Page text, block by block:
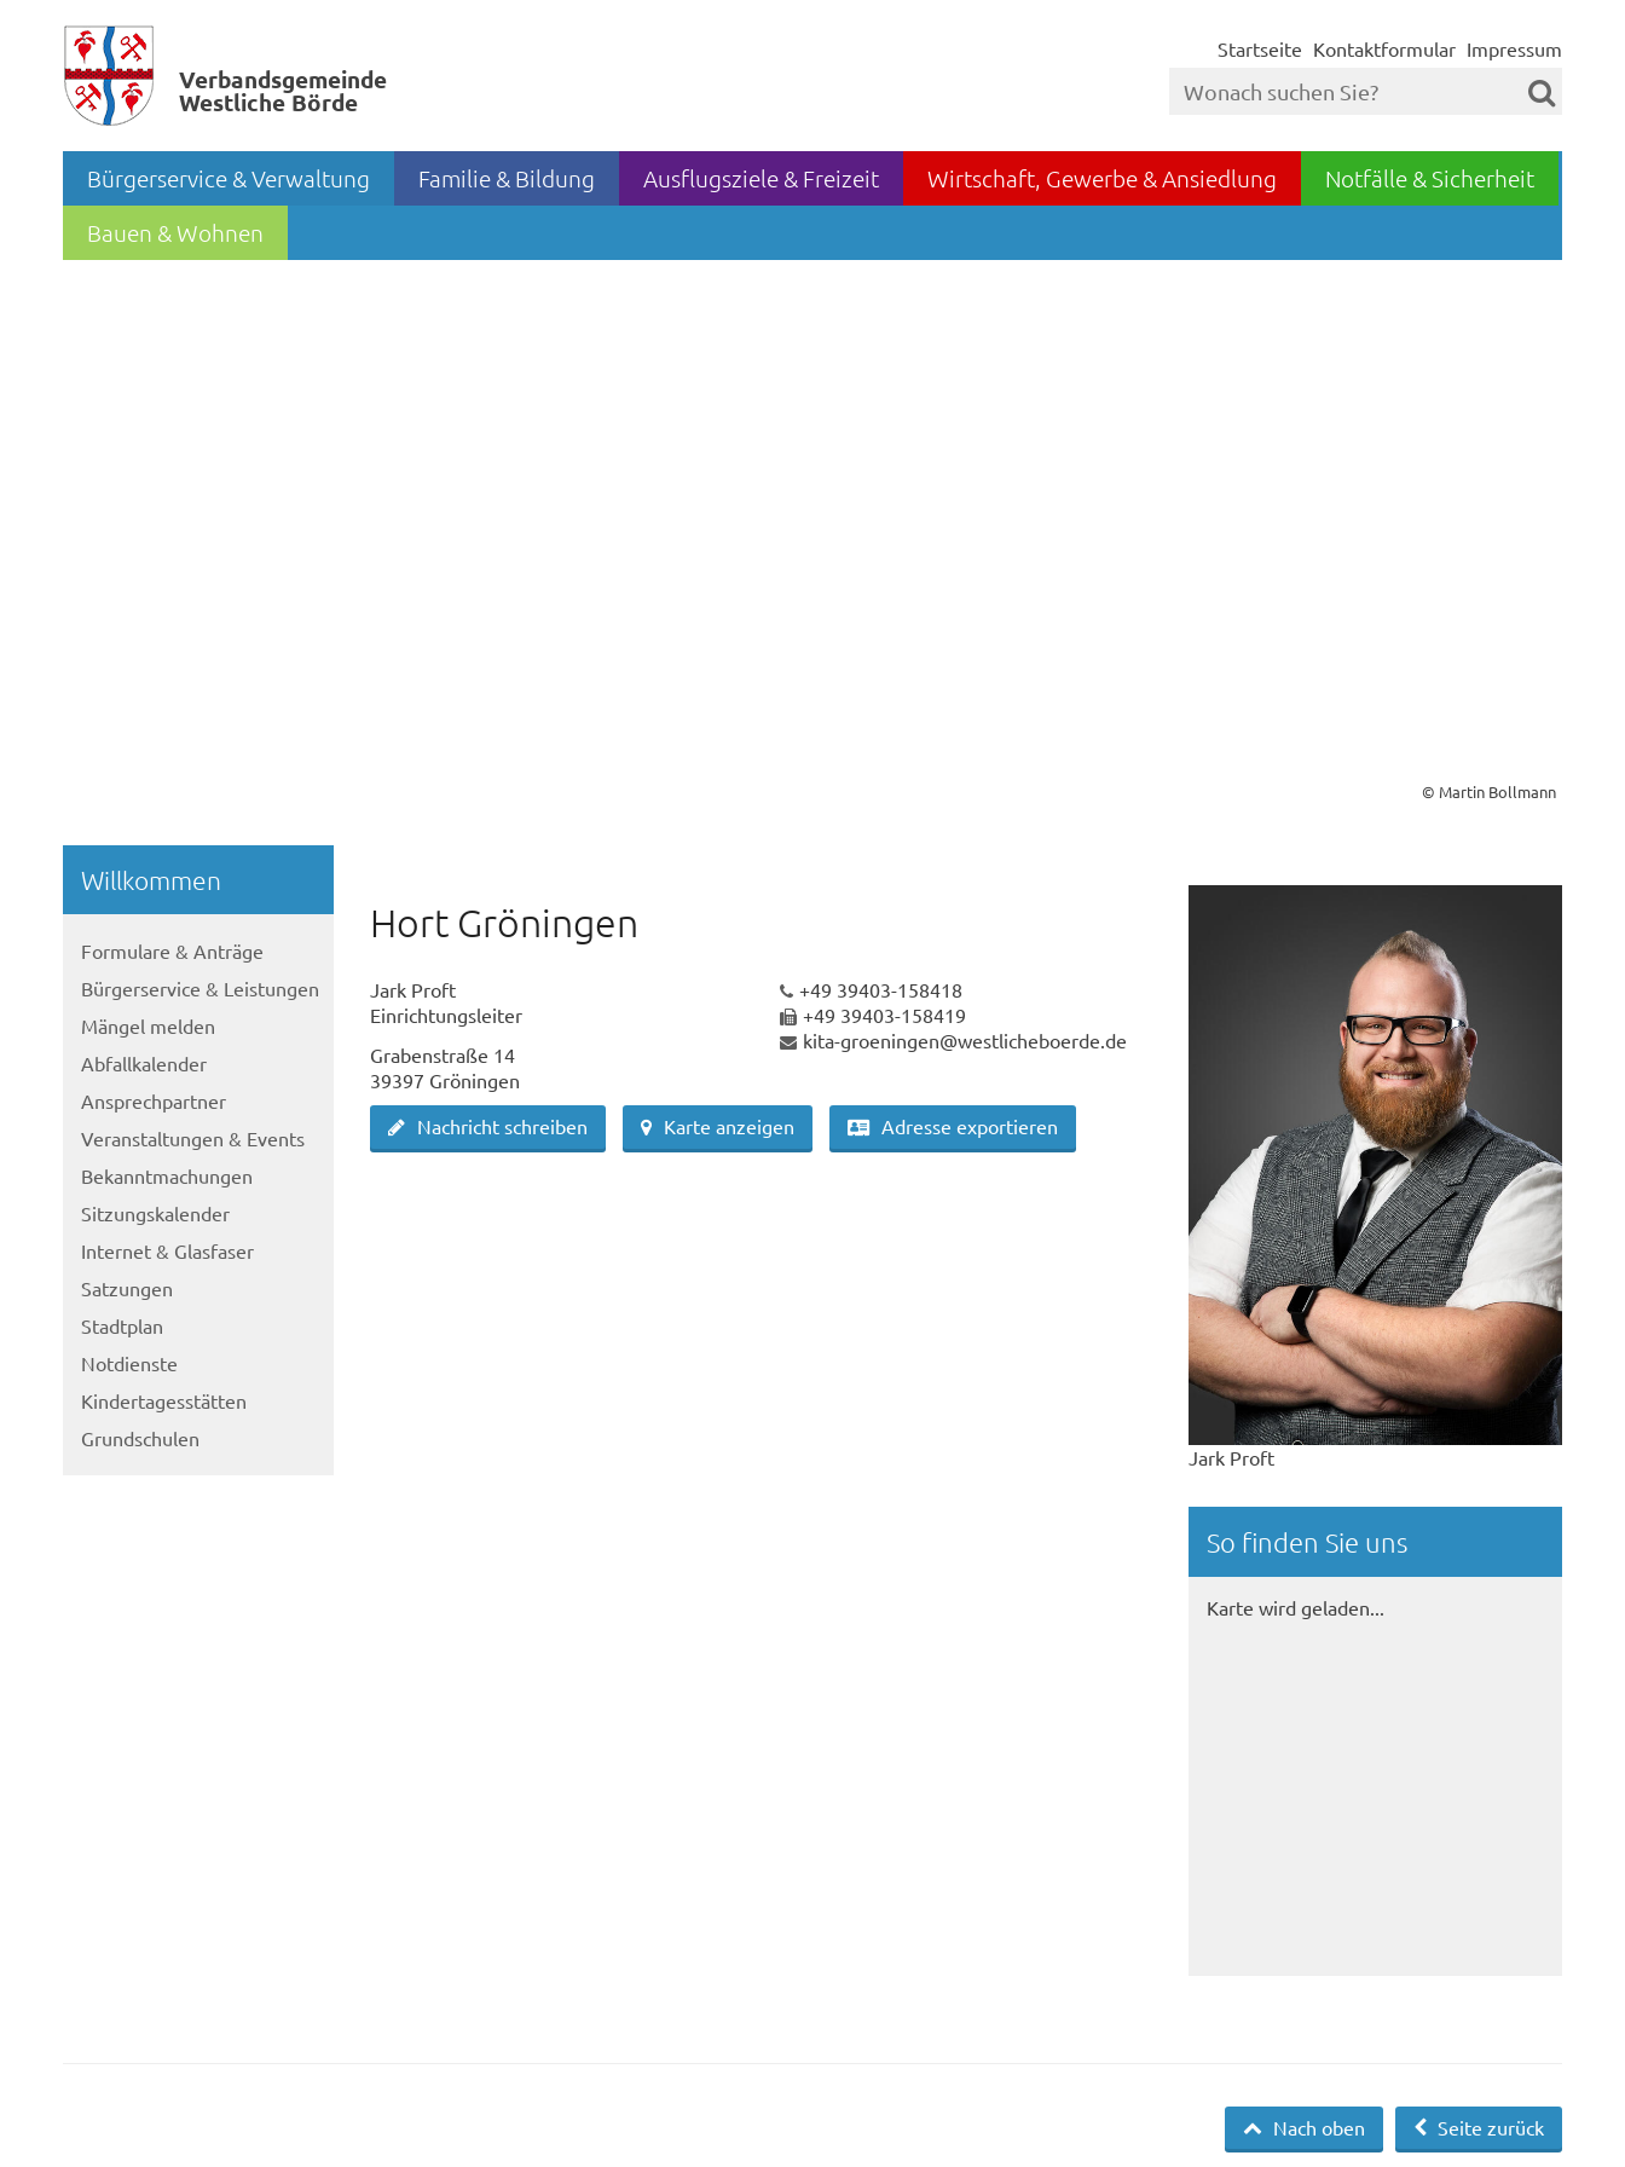
Verbands­gemeinde
Westliche Börde
Startseite Kontaktformular Impressum
Bürgerservice & Verwaltung Familie & Bildung Ausflugsziele & Freizeit Wirtschaft, Gewerbe & Ansiedlung
Notfälle & Sicherheit
Bauen & Wohnen
© Martin Bollmann
© Sven Wesche
Willkommen
Formulare & Anträge
Bürgerservice & Leistungen
Mängel melden
Abfallkalender
Ansprechpartner
Veranstaltungen & Events
Bekanntmachungen
Sitzungskalender
Internet & Glasfaser
Satzungen
Stadtplan
Notdienste
Kindertagesstätten
Grundschulen
Hort Gröningen
Jark Proft
Einrichtungsleiter
Grabenstraße 14
39397 Gröningen
+49 39403-158418
+49 39403-158419
kita-groeningen@westlicheboerde.de
Nachricht schreiben Karte anzeigen Adresse exportieren
Jark Proft
So finden Sie uns
Karte wird geladen...
Seite zurück
Nach oben